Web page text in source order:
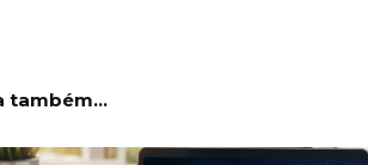
também...